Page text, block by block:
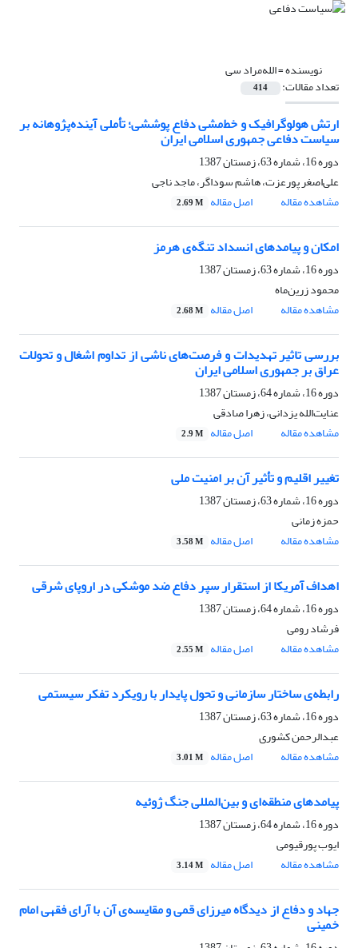
نویسنده =الله‌مراد سی
تعداد مقالات: 414
ارتش هولوگرافیک و خط‌مشی دفاع پوششی؛ تأملی آینده‌پژوهانه بر
سیاست دفاعی جمهوری اسلامی ایران
دوره 16، شماره 63، زمستان 1387
علی‌اصغر پورعزت، هاشم سوداگر، ماجد ناجی
مشاهده مقاله
اصل مقاله 2.69 M
امکان و پیامدهای انسداد تنگه‌ی هرمز
دوره 16، شماره 63، زمستان 1387
محمود زرین‌ماه
مشاهده مقاله
اصل مقاله 2.68 M
بررسی تاثیر تهدیدات و فرصت‌های ناشی از تداوم اشغال و تحولات
عراق بر جمهوری اسلامی ایران
دوره 16، شماره 64، زمستان 1387
عنایت‌الله یزدانی، زهرا صادقی
مشاهده مقاله
اصل مقاله 2.9 M
تغییر اقلیم و تأثیر آن بر امنیت ملی
دوره 16، شماره 63، زمستان 1387
حمزه زمانی
مشاهده مقاله
اصل مقاله 3.58 M
اهداف آمریکا از استقرار سپر دفاع ضد موشکی در اروپای شرقی
دوره 16، شماره 64، زمستان 1387
فرشاد رومی
مشاهده مقاله
اصل مقاله 2.55 M
رابطه‌ی ساختار سازمانی و تحول پایدار با رویکرد تفکر سیستمی
دوره 16، شماره 63، زمستان 1387
عبدالرحمن کشوری
مشاهده مقاله
اصل مقاله 3.01 M
پیامدهای منطقه‌ای و بین‌المللی جنگ ژوئیه
دوره 16، شماره 64، زمستان 1387
ایوب پورقیومی
مشاهده مقاله
اصل مقاله 3.14 M
جهاد و دفاع از دیدگاه میرزای قمی و مقایسه‌ی آن با آرای فقهی امام
خمینی